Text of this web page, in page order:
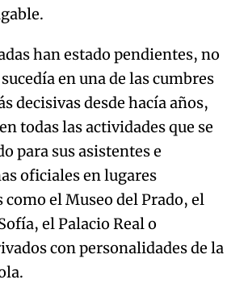
han estado pendientes, no
en una de las cumbres
decisivas desde hacía años,
todas las actividades que se
para sus asistentes e
oficiales en lugares
el Museo del Prado, el
el Palacio Real o
con personalidades de la